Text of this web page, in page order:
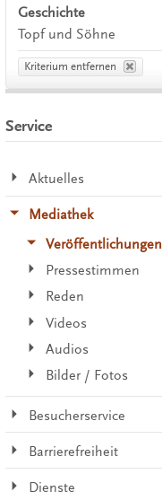
Geschichte
Topf und Söhne
Kriterium entfernen
Service
Aktuelles
Mediathek
Veröffentlichungen
Pressestimmen
Reden
Videos
Audios
Bilder / Fotos
Besucherservice
Barrierefreiheit
Dienste